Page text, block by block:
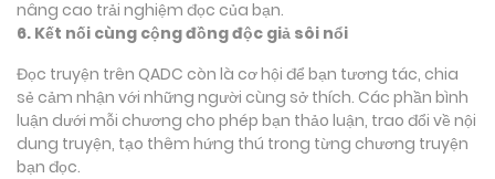
nâng cao trải nghiệm đọc của bạn.
6. Kết nối cùng cộng đồng độc giả sôi nổi
Đọc truyện trên QADC còn là cơ hội để bạn tương tác, chia
sẻ cảm nhận với những người cùng sở thích. Các phần bình
luận dưới mỗi chương cho phép bạn thảo luận, trao đổi về nội
dung truyện, tạo thêm hứng thú trong từng chương truyện
bạn đọc.